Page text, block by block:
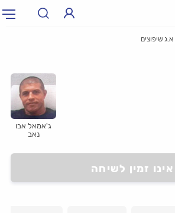
א.ג שיפוצים
ג'אמאל אבו
נאב
אינו זמין לשיחה